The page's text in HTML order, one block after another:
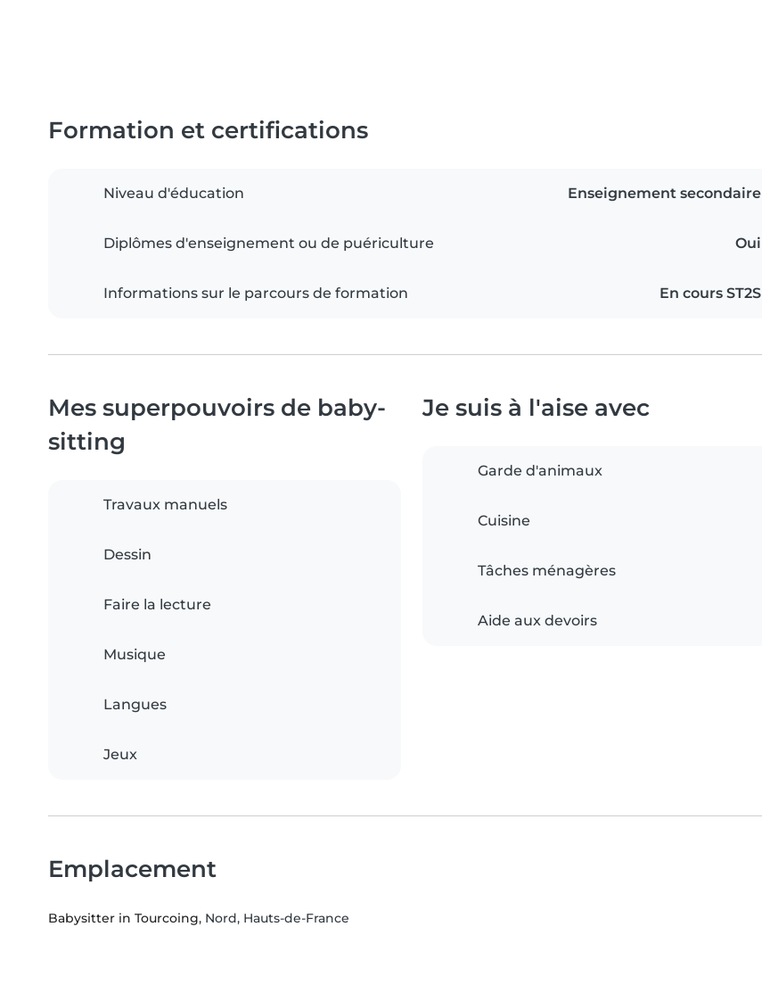
Formation et certifications
Niveau d'éducation Enseignement secondaire
Diplômes d'enseignement ou de puériculture Oui
Informations sur le parcours de formation En cours ST2S
Mes superpouvoirs de baby-
sitting
Travaux manuels
Dessin
Faire la lecture
Musique
Langues
Jeux
Je suis à l'aise avec
Garde d'animaux
Cuisine
Tâches ménagères
Aide aux devoirs
Emplacement
Babysitter in Tourcoing, Nord, Hauts-de-France